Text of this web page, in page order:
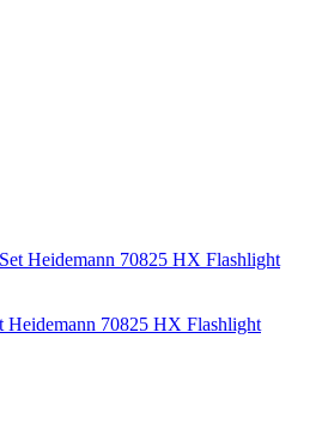
70825 HX Flashlight